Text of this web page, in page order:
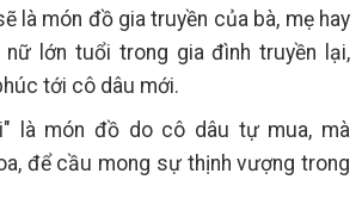
là món đồ gia truyền của bà, mẹ hay
nữ lớn tuổi trong gia đình truyền lại,
tới cô dâu mới.
là món đồ do cô dâu tự mua, mà
để cầu mong sự thịnh vượng trong